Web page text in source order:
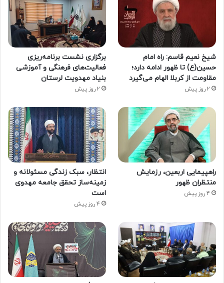
شیخ نعیم قاسم: راه امام
حسین(ع) تا ظهور ادامه دارد؛
مقاومت از کربلا الهام می‌گیرد
2 روز پیش
برگزاری نشست برنامه‌ریزی
فعالیت‌های فرهنگی و آموزشی
بنیاد مهدویت لرستان
2 روز پیش
راهپیمایی اربعین، رزمایش
منتظران ظهور
4 روز پیش
انتظار، سبک زندگی مسئولانه و
زمینه‌ساز تحقق جامعه مهدوی
است
4 روز پیش